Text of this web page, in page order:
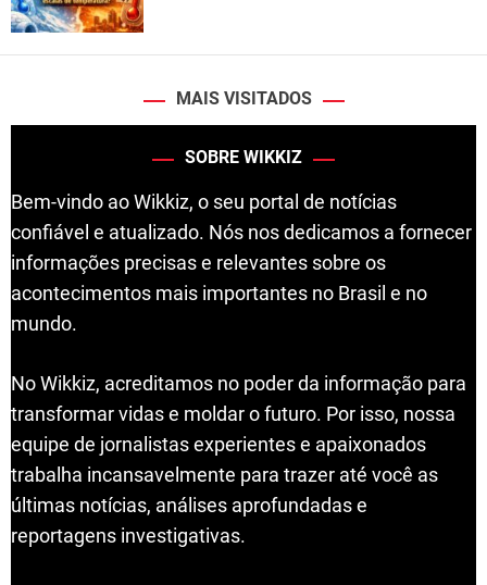
MAIS VISITADOS
SOBRE WIKKIZ
Bem-vindo ao Wikkiz, o seu portal de notícias
confiável e atualizado. Nós nos dedicamos a fornecer
informações precisas e relevantes sobre os
acontecimentos mais importantes no Brasil e no
mundo.
No Wikkiz, acreditamos no poder da informação para
transformar vidas e moldar o futuro. Por isso, nossa
equipe de jornalistas experientes e apaixonados
trabalha incansavelmente para trazer até você as
últimas notícias, análises aprofundadas e
reportagens investigativas.